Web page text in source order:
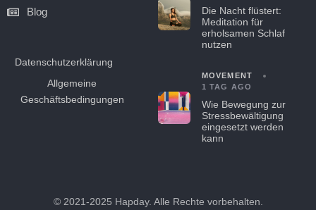
Blog
Datenschutzerklärung
Allgemeine
Geschäftsbedingungen
Die Nacht flüstert:
Meditation für
erholsamen Schlaf
nutzen
MOVEMENT
1 TAG AGO
Wie Bewegung zur
Stressbewältigung
eingesetzt werden
kann
© 2021-2025 Hapday. Alle Rechte vorbehalten.